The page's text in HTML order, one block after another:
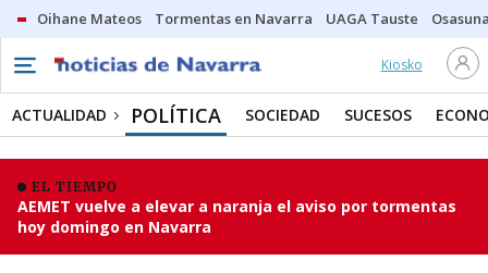
Oihane Mateos Tormentas en Navarra UAGA Tauste
Kiosko
ACTUALIDAD POLÍTICA SOCIEDAD SUCESOS
EL TIEMPO
AEMET vuelve a elevar a naranja el aviso por tormentas
hoy domingo en Navarra